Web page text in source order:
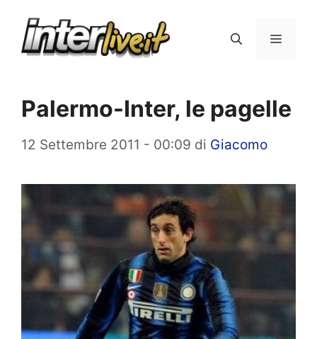
Menu
Palermo-Inter, le pagelle
12 Settembre 2011 - 00:09 di Giacomo